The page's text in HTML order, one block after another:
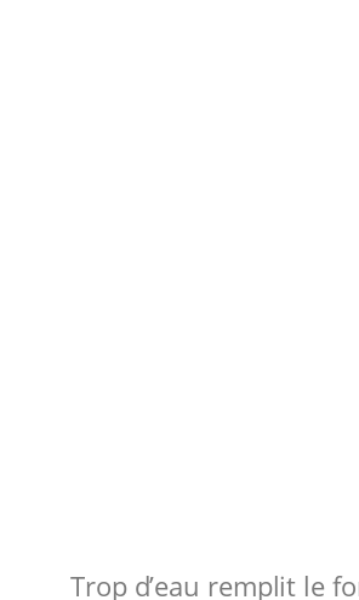
Trop d’eau remplit le